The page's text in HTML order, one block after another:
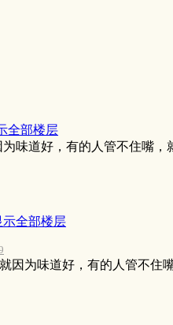
全部楼层
味道好，有的人管不住嘴，
示全部楼层
因为味道好，有的人管不住